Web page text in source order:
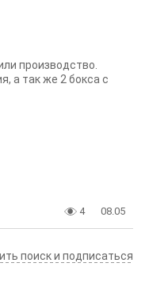
производство.
а так же 2 бокса с
4 08.05
поиск и подписаться